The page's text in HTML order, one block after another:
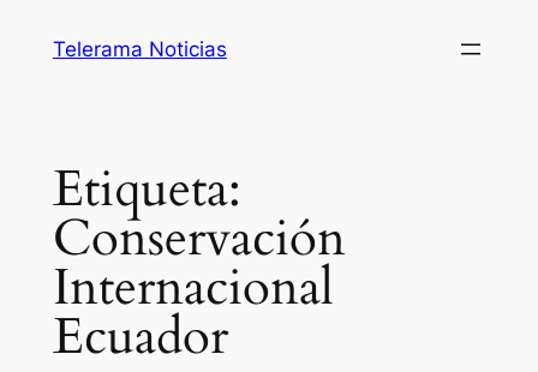
Telerama Noticias
Etiqueta:
Conservación
Internacional
Ecuador